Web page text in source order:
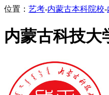
位置： 艺考-内蒙古本科院校-
内蒙古科技大